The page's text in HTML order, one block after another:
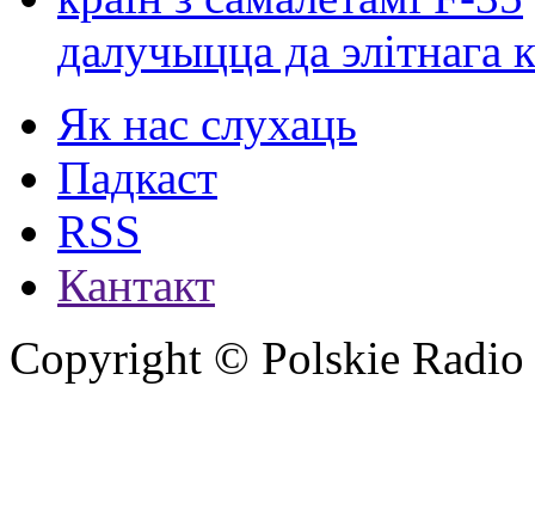
далучыцца да элітнага
Як нас слухаць
Падкаст
RSS
Кантакт
Copyright © Polskie